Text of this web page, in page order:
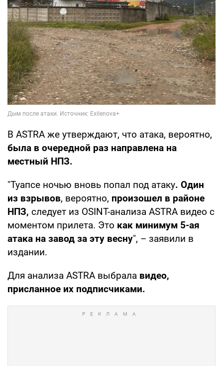
В ASTRA же утверждают, что атака, вероятно,
была в очередной раз направлена на
местный НПЗ.
"Туапсе ночью вновь попал под атаку. Один
из взрывов, вероятно, произошел в районе
НПЗ, следует из OSINT-анализа ASTRA видео с
моментом прилета. Это как минимум 5-ая
атака на завод за эту весну", – заявили в
издании.
Для анализа ASTRA выбрала видео,
присланное их подписчиками.